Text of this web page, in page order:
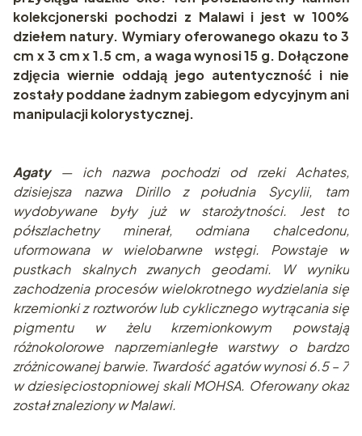
kolekcjonerski pochodzi z Malawi i jest w 100%
dziełem natury. Wymiary oferowanego okazu to 3
cm x 3 cm x 1.5 cm, a waga wynosi 15 g. Dołączone
zdjęcia wiernie oddają jego autentyczność i nie
zostały poddane żadnym zabiegom edycyjnym ani
manipulacji kolorystycznej.
Agaty— ich nazwa pochodzi od rzeki Achates,
dzisiejsza nazwa Dirillo z południa Sycylii, tam
wydobywane były już w starożytności. Jest to
półszlachetny minerał, odmiana chalcedonu,
uformowana w wielobarwne wstęgi. Powstaje w
pustkach skalnych zwanych geodami. W wyniku
zachodzenia procesów wielokrotnego wydzielania się
krzemionki z roztworów lub cyklicznego wytrącania się
pigmentu w żelu krzemionkowym powstają
różnokolorowe naprzemianległe warstwy o bardzo
zróżnicowanej barwie. Twardość agatów wynosi 6.5 – 7
w dziesięciostopniowej skali MOHSA. Oferowany okaz
został znaleziony w Malawi.